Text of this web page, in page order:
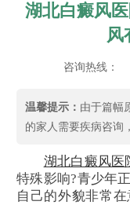
湖北白癜风
风
咨询热线：
温馨提示： 由于篇幅
的家人需要疾病咨询
湖北白癜风医
特殊影响?青少年
自己的外貌非常